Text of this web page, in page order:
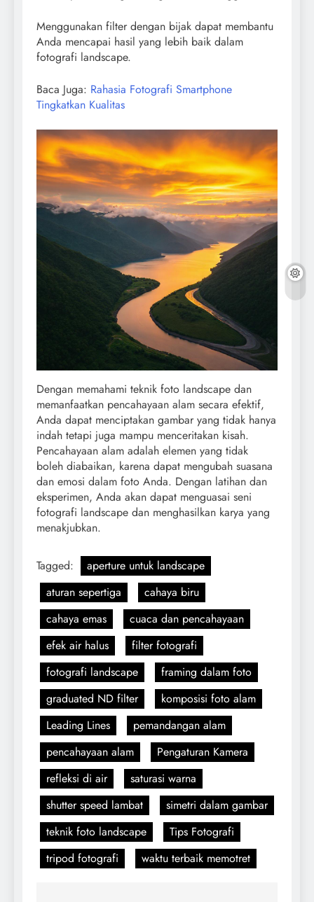
Menggunakan filter dengan bijak dapat membantu
Anda mencapai hasil yang lebih baik dalam
fotografi landscape.
Baca Juga: Rahasia Fotografi Smartphone
Tingkatkan Kualitas
Dengan memahami teknik foto landscape dan
memanfaatkan pencahayaan alam secara efektif,
Anda dapat menciptakan gambar yang tidak hanya
indah tetapi juga mampu menceritakan kisah.
Pencahayaan alam adalah elemen yang tidak
boleh diabaikan, karena dapat mengubah suasana
dan emosi dalam foto Anda. Dengan latihan dan
eksperimen, Anda akan dapat menguasai seni
fotografi landscape dan menghasilkan karya yang
menakjubkan.
Tagged:
aperture untuk landscape
aturan sepertiga
cahaya biru
cahaya emas
cuaca dan pencahayaan
efek air halus
filter fotografi
fotografi landscape
framing dalam foto
graduated ND filter
komposisi foto alam
Leading Lines
pemandangan alam
pencahayaan alam
Pengaturan Kamera
refleksi di air
saturasi warna
shutter speed lambat
simetri dalam gambar
teknik foto landscape
Tips Fotografi
tripod fotografi
waktu terbaik memotret